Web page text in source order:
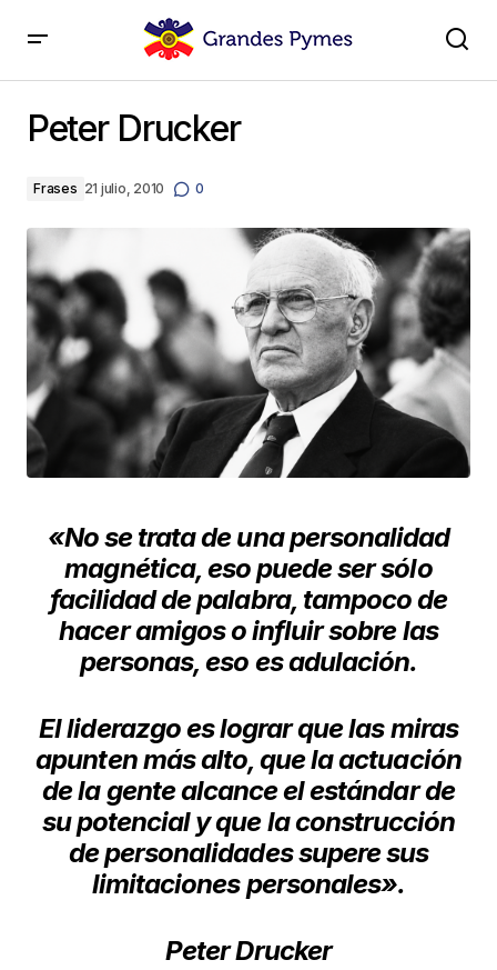
Peter Drucker
Frases 21 julio, 2010 0
«No se trata de una personalidad
magnética, eso puede ser sólo
facilidad de palabra, tampoco de
hacer amigos o influir sobre las
personas, eso es adulación.
El liderazgo es lograr que las miras
apunten más alto, que la actuación
de la gente alcance el estándar de
su potencial y que la construcción
de personalidades supere sus
limitaciones personales».
Peter Drucker